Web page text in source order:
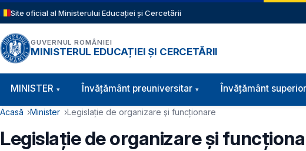
Sari la conținutul principal
Site oficial al Ministerului Educației și Cercetării
GUVERNUL ROMÂNIEI
MINISTERUL EDUCAȚIEI ȘI CERCETĂRII
Navigație principală
MINISTER Învăţământ preuniversitar Învățământ superior
Cale de navigare
Acasă Minister Legislație de organizare și funcționare
Legislație de organizare și